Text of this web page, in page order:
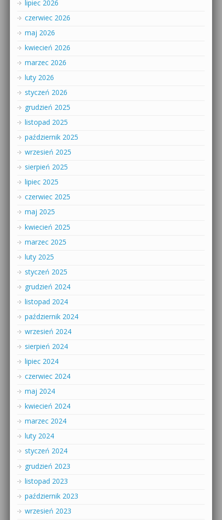
lipiec 2026
czerwiec 2026
maj 2026
kwiecień 2026
marzec 2026
luty 2026
styczeń 2026
grudzień 2025
listopad 2025
październik 2025
wrzesień 2025
sierpień 2025
lipiec 2025
czerwiec 2025
maj 2025
kwiecień 2025
marzec 2025
luty 2025
styczeń 2025
grudzień 2024
listopad 2024
październik 2024
wrzesień 2024
sierpień 2024
lipiec 2024
czerwiec 2024
maj 2024
kwiecień 2024
marzec 2024
luty 2024
styczeń 2024
grudzień 2023
listopad 2023
październik 2023
wrzesień 2023